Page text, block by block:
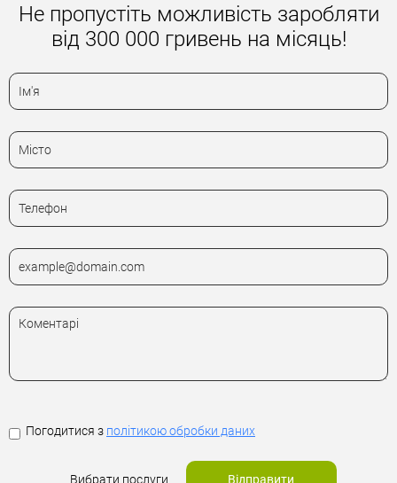
Не пропустіть можливість заробляти
від 300 000 гривень на місяць!
Погодитися з політикою обробки даних
Вибрати послуги Відправити